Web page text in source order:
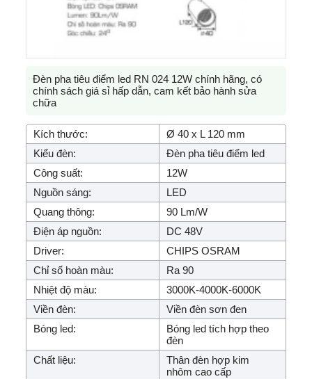
Đèn pha tiêu điểm led RN 024 12W chính hãng, có
chính sách giá sỉ hấp dẫn, cam kết bảo hành sửa
chữa
Kích thước:
Ø 40 x L 120 mm
Kiểu đèn:
Đèn pha tiêu điểm led
Công suất:
12W
Nguồn sáng:
LED
Quang thông:
90 Lm/W
Điện áp nguồn:
DC 48V
Driver:
CHIPS OSRAM
Chỉ số hoàn màu:
Ra 90
Nhiệt độ màu:
3000K-4000K-6000K
Viền đèn:
Viền đèn sơn đen
Bóng led:
Bóng led tích hợp theo
đèn
Chất liệu:
Thân đèn hợp kim
nhôm cao cấp